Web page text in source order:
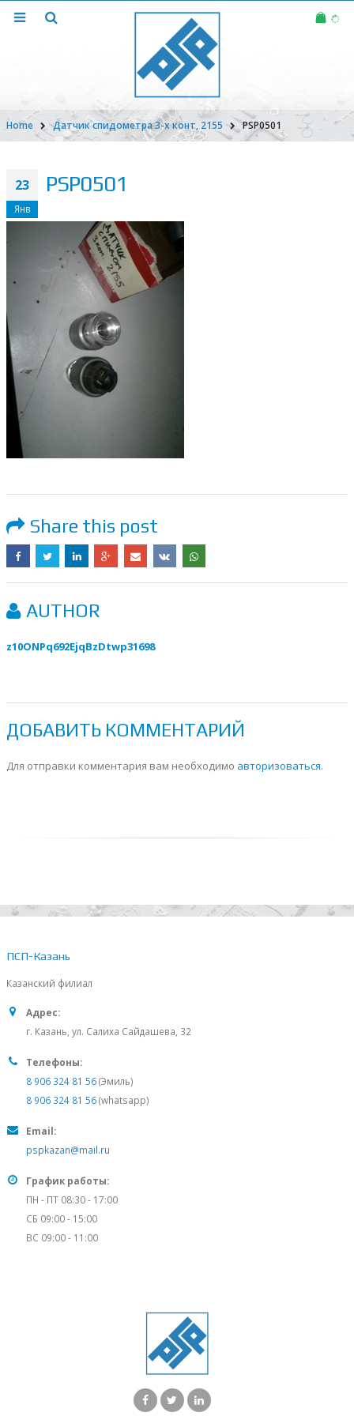
Home Датчик спидометра 3-х конт, 2155 PSP0501
23
Янв
PSP0501
Share this post
AUTHOR
z10ONPq692EjqBzDtwp31698
ДОБАВИТЬ КОММЕНТАРИЙ
Для отправки комментария вам необходимо авторизоваться.
ПСП-Казань
Казанский филиал
Адрес:
г. Казань, ул. Салиха Сайдашева, 32
Телефоны:
8 906 324 81 56(Эмиль)
8 906 324 81 56(whatsapp)
Email:
pspkazan@mail.ru
График работы:
ПН - ПТ 08:30 - 17:00
СБ 09:00 - 15:00
ВС 09:00 - 11:00